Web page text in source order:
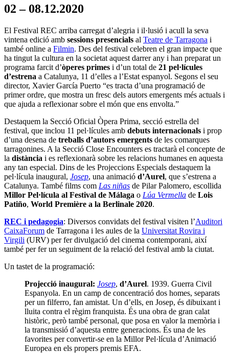
02 – 08.12.2020
El Festival REC arriba carregat d’alegria i il·lusió i acull la seva
vintena edició amb sessions presencials al Teatre de Tarragona i
també online a Filmin. Des del festival celebren el gran impacte que
ha tingut la cultura en la societat aquest darrer any i han preparat un
programa farcit d’òperes primes i d’un total de 21 pel·lícules
d’estrena a Catalunya, 11 d’elles a l’Estat espanyol. Segons el seu
director, Xavier García Puerto “es tracta d’una programació de
primer ordre, que mostra un fresc dels autors emergents més actuals i
que ajuda a reflexionar sobre el món que ens envolta.”
Destaquem la Secció Oficial Òpera Prima, secció estrella del
festival, que inclou 11 pel·lícules amb debuts internacionals i prop
d’una desena de treballs d’autors emergents de les comarques
tarragonines. A la Secció Close Encounters es tractarà el concepte de
la distància i es reflexionarà sobre les relacions humanes en aquesta
any tan especial. Dins de les Projeccions Especials destaquem la
pel·lícula inaugural, Josep, una animació d’Aurel, que s’estrena a
Catalunya. També films com Las niñas de Pilar Palomero, escollida
Millor Pel·lícula al Festival de Málaga o Lúa Vermella de Lois
Patiño, World Première a la Berlinale 2020.
REC i pedagogia: Diversos convidats del festival visiten l’Auditori
CaixaForum de Tarragona i les aules de la Universitat Rovira i
Virgili (URV) per fer divulgació del cinema contemporani, així
també per fer un seguiment de la relació del festival amb la ciutat.
Un tastet de la programació:
Projecció inaugural: Josep, d’Aurel. 1939. Guerra Civil
Espanyola. En un camp de concentració dos homes, separats
per un filferro, fan amistat. Un d’ells, en Josep, és dibuixant i
lluita contra el règim franquista. És una obra de gran calat
històric, però també personal, que posa en valor la memòria i
la transmissió d’aquesta entre generacions. És una de les
favorites per convertir-se en la Millor Pel·lícula d’Animació
Europea en els propers premis EFA.